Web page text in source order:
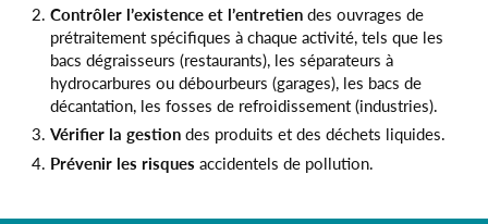
Contrôler l’existence et l’entretiendes ouvrages de
prétraitement spécifiques à chaque activité, tels que les
bacs dégraisseurs (restaurants), les séparateurs à
hydrocarbures ou débourbeurs (garages), les bacs de
décantation, les fosses de refroidissement (industries).
Vérifier la gestiondes produits et des déchets liquides.
Prévenir les risques accidentels de pollution.